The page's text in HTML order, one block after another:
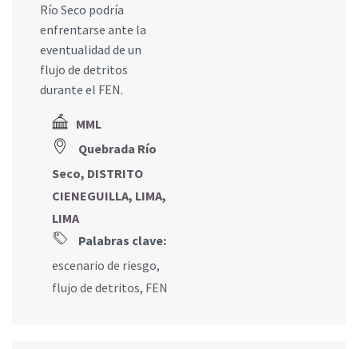
Río Seco podría
enfrentarse ante la
eventualidad de un
flujo de detritos
durante el FEN.
MML
Quebrada Río
Seco, DISTRITO
CIENEGUILLA, LIMA,
LIMA
Palabras clave:
escenario de riesgo,
flujo de detritos, FEN